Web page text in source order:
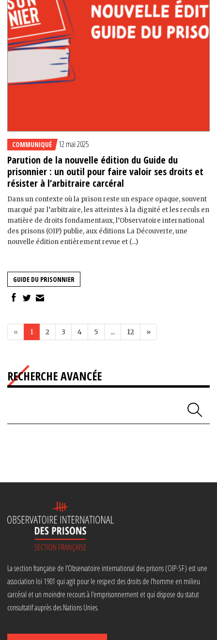
COMMUNIQUÉ 12 mai 2025
Parution de la nouvelle édition du Guide du
prisonnier : un outil pour faire valoir ses droits et
résister à l’arbitraire carcéral
Dans un contexte où la prison reste un espace opaque, souvent
marqué par l’arbitraire, les atteintes à la dignité et les reculs en
matière de droits fondamentaux, l’Observatoire international
des prisons (OIP) publie, aux éditions La Découverte, une
nouvelle édition entièrement revue et (...)
GUIDE DU PRISONNIER
« 1 2 3 4 5 ... 12 »
RECHERCHE AVANCÉE
La section française de l’Observatoire international des prisons (OIP-SF) est une
association loi 1901 qui agit pour le respect des droits de l’homme en milieu
carcéral et un moindre recours à l’emprisonnement et qui dispose du statut
consultatif auprès des Nations Unies.